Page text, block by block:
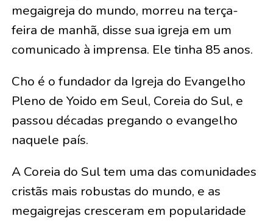
megaigreja do mundo, morreu na terça-
feira de manhã, disse sua igreja em um
comunicado à imprensa. Ele tinha 85 anos.
Cho é o fundador da Igreja do Evangelho
Pleno de Yoido em Seul, Coreia do Sul, e
passou décadas pregando o evangelho
naquele país.
A Coreia do Sul tem uma das comunidades
cristãs mais robustas do mundo, e as
megaigrejas cresceram em popularidade